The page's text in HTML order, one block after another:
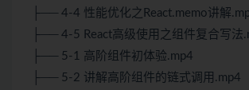
├── 4-4 性能优化之React.memo讲解
├── 4-5 React高级使用之组件复合写法
├── 5-1 高阶组件初体验.mp4
├── 5-2 讲解高阶组件的链式调用.mp4